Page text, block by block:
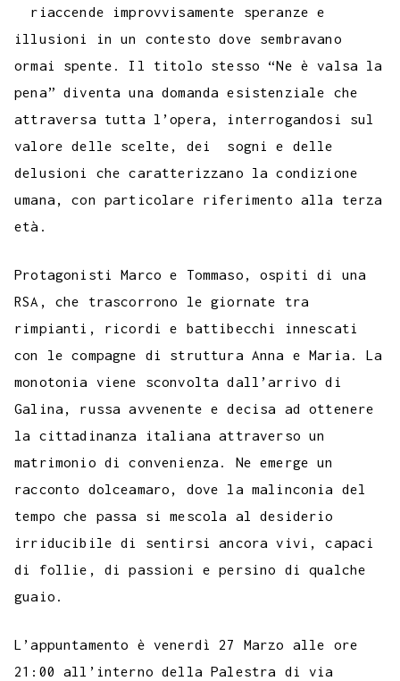
riaccende improvvisamente speranze e
illusioni in un contesto dove sembravano
ormai spente. Il titolo stesso “Ne è valsa la
pena” diventa una domanda esistenziale che
attraversa tutta l’opera, interrogandosi sul
valore delle scelte, dei sogni e delle
delusioni che caratterizzano la condizione
umana, con particolare riferimento alla terza
età.
Protagonisti Marco e Tommaso, ospiti di una
RSA, che trascorrono le giornate tra
rimpianti, ricordi e battibecchi innescati
con le compagne di struttura Anna e Maria. La
monotonia viene sconvolta dall’arrivo di
Galina, russa avvenente e decisa ad ottenere
la cittadinanza italiana attraverso un
matrimonio di convenienza. Ne emerge un
racconto dolceamaro, dove la malinconia del
tempo che passa si mescola al desiderio
irriducibile di sentirsi ancora vivi, capaci
di follie, di passioni e persino di qualche
guaio.
L’appuntamento è venerdì 27 Marzo alle ore
21:00 all’interno della Palestra di via